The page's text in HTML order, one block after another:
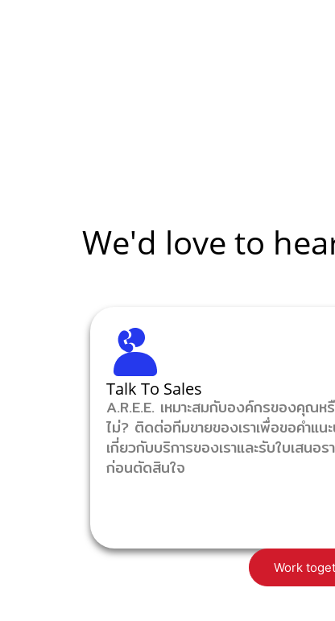
We'd love to
Talk To Sales
A.R.E.E. เหมาะสมกับองค์กรของคุณห
ไม่? ติดต่อทีมขายของเราเพื่อขอคำแน
เกี่ยวกับบริการของเราและรับใบเสนอร
ก่อนตัดสินใจ
Work